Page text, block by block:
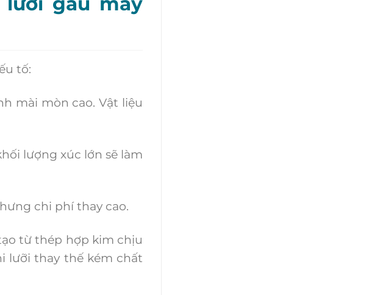
tố:
mài mòn cao. Vật liệu
lượng xúc lớn sẽ làm
chi phí thay cao.
từ thép hợp kim chịu
lưỡi thay thế kém chất